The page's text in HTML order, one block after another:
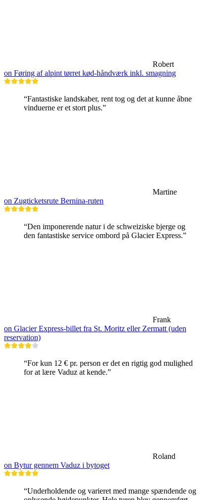
Robert
on Føring af alpint tørret kød-håndværk inkl. smagning
“Fantastiske landskaber, rent tog og det at kunne åbne
vinduerne er et stort plus.”
Martine
on Zugticketsrute Bernina-ruten
“Den imponerende natur i de schweiziske bjerge og
den fantastiske service ombord på Glacier Express.”
Frank
on Glacier Express-billet fra St. Moritz eller Zermatt (uden
reservation)
“For kun 12 € pr. person er det en rigtig god mulighed
for at lære Vaduz at kende.”
Roland
on Bytur gennem Vaduz i bytoget
“Underholdende og varieret med mange spændende og